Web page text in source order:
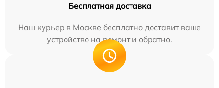
Бесплатная доставка
Наш курьер в Москве бесплатно доставит ваше
устройство на ремонт и обратно.